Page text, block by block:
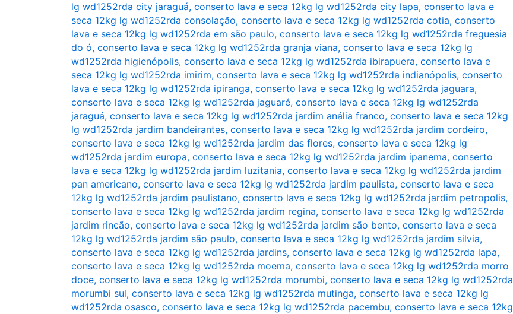
lg wd1252rda city jaraguá, conserto lava e seca 12kg lg wd1252rda city lapa, conserto lava e
seca 12kg lg wd1252rda consolação, conserto lava e seca 12kg lg wd1252rda cotia, conserto
lava e seca 12kg lg wd1252rda em são paulo, conserto lava e seca 12kg lg wd1252rda freguesia
do ó, conserto lava e seca 12kg lg wd1252rda granja viana, conserto lava e seca 12kg lg
wd1252rda higienópolis, conserto lava e seca 12kg lg wd1252rda ibirapuera, conserto lava e
seca 12kg lg wd1252rda imirim, conserto lava e seca 12kg lg wd1252rda indianópolis, conserto
lava e seca 12kg lg wd1252rda ipiranga, conserto lava e seca 12kg lg wd1252rda jaguara,
conserto lava e seca 12kg lg wd1252rda jaguaré, conserto lava e seca 12kg lg wd1252rda
jaraguá, conserto lava e seca 12kg lg wd1252rda jardim anália franco, conserto lava e seca 12kg
lg wd1252rda jardim bandeirantes, conserto lava e seca 12kg lg wd1252rda jardim cordeiro,
conserto lava e seca 12kg lg wd1252rda jardim das flores, conserto lava e seca 12kg lg
wd1252rda jardim europa, conserto lava e seca 12kg lg wd1252rda jardim ipanema, conserto
lava e seca 12kg lg wd1252rda jardim luzitania, conserto lava e seca 12kg lg wd1252rda jardim
pan americano, conserto lava e seca 12kg lg wd1252rda jardim paulista, conserto lava e seca
12kg lg wd1252rda jardim paulistano, conserto lava e seca 12kg lg wd1252rda jardim petropolis,
conserto lava e seca 12kg lg wd1252rda jardim regina, conserto lava e seca 12kg lg wd1252rda
jardim rincão, conserto lava e seca 12kg lg wd1252rda jardim são bento, conserto lava e seca
12kg lg wd1252rda jardim são paulo, conserto lava e seca 12kg lg wd1252rda jardim silvia,
conserto lava e seca 12kg lg wd1252rda jardins, conserto lava e seca 12kg lg wd1252rda lapa,
conserto lava e seca 12kg lg wd1252rda moema, conserto lava e seca 12kg lg wd1252rda morro
doce, conserto lava e seca 12kg lg wd1252rda morumbi, conserto lava e seca 12kg lg wd1252rda
morumbi sul, conserto lava e seca 12kg lg wd1252rda mutinga, conserto lava e seca 12kg lg
wd1252rda osasco, conserto lava e seca 12kg lg wd1252rda pacembu, conserto lava e seca 12kg